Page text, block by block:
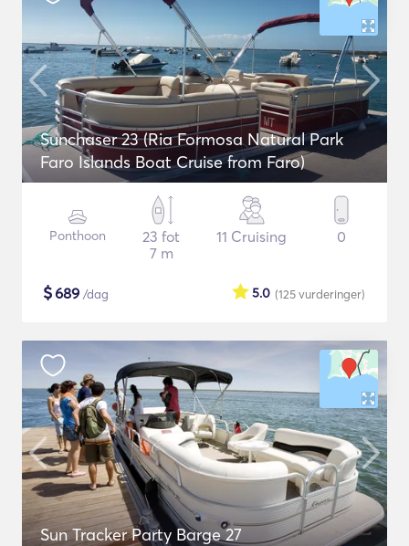
Sunchaser 23 (Ria Formosa Natural Park
Faro Islands Boat Cruise from Faro)
Ponthoon
23 fot
7 m
11 Cruising 0
$689 /dag (125vurderinger)
5.0
Sun Tracker Party Barge 27